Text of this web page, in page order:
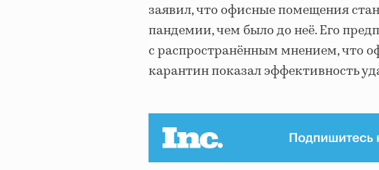
заявил, что офисные помещения
пандемии, чем было до неё. Его
с распространённым мнением, что
карантин показал эффективность